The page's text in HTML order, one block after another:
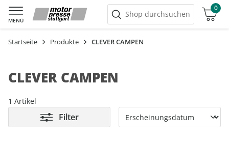
MENÜ
Shop durchsuchen
0
Warenkorb
Startseite Produkte CLEVER CAMPEN
CLEVER CAMPEN
1 Artikel
Filter